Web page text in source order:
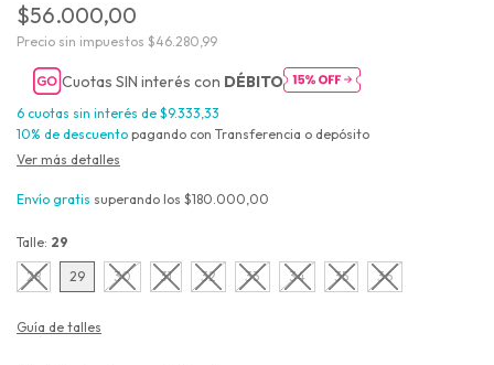
$56.000,00
Precio sin impuestos $46.280,99
Cuotas SIN interés con DÉBITO
6 cuotas sin interés de $9.333,33
10% de descuento pagando con Transferencia o depósito
Ver más detalles
Envío gratis superando los $180.000,00
Talle: 29
28 29 30 31 32 33 34 35 36
Guía de talles